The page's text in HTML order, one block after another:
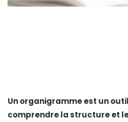
Un organigramme est un
comprendre la structure et